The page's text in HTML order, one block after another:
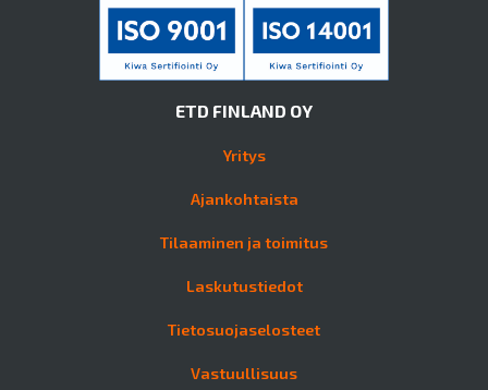
ETD FINLAND OY
Yritys
Ajankohtaista
Tilaaminen ja toimitus
Laskutustiedot
Tietosuojaselosteet
Vastuullisuus